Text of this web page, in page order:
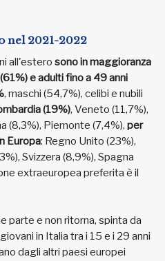
nel 2021-2022
all'estero sono in maggioranza
e adulti fino a 49 anni
, maschi (54,7%), celibi e nubili
(19%), Veneto (11,7%),
(8,3%), Piemonte (7,4%), per
Europa: Regno Unito (23%),
Svizzera (8,9%), Spagna
extraeuropea preferita è il
parte e non ritorna, spinta da
in Italia tra i 15 e i 29 anni
dagli altri paesi europei